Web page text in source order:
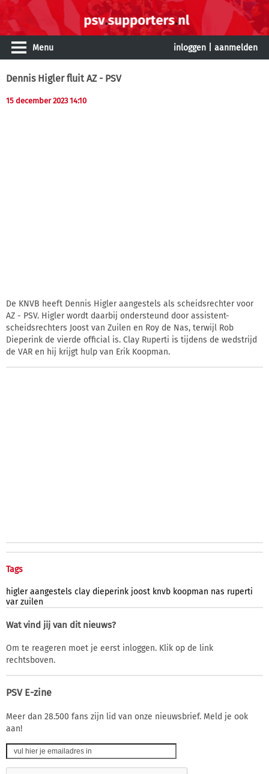
Menu inloggen aanmelden
Dennis Higler fluit AZ - PSV
15 december 2023 14:10
De KNVB heeft Dennis Higler aangestels als scheidsrechter voor
AZ - PSV. Higler wordt daarbij ondersteund door assistent-
scheidsrechters Joost van Zuilen en Roy de Nas, terwijl Rob
Dieperink de vierde official is. Clay Ruperti is tijdens de wedstrijd
de VAR en hij krijgt hulp van Erik Koopman.
Tags
higler aangestels clay dieperink joost knvb koopman nas ruperti
var zuilen
Wat vind jij van dit nieuws?
Om te reageren moet je eerst inloggen. Klik op de link
rechtsboven.
PSV E-zine
Meer dan 28.500 fans zijn lid van onze nieuwsbrief. Meld je ook
aan!